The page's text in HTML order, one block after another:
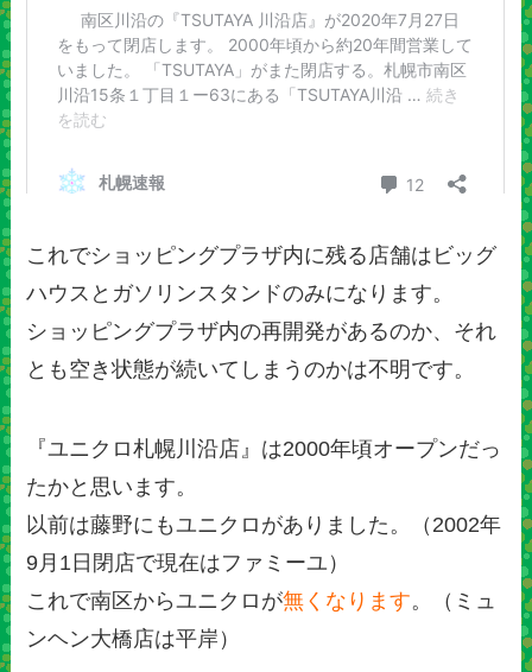
これでショッピングプラザ内に残る店舗はビッグ
ハウスとガソリンスタンドのみになります。
ショッピングプラザ内の再開発があるのか、それ
とも空き状態が続いてしまうのかは不明です。
『ユニクロ札幌川沿店』は2000年頃オープンだっ
たかと思います。
以前は藤野にもユニクロがありました。（2002年
9月1日閉店で現在はファミーユ）
これで南区からユニクロが無くなります。（ミュ
ンヘン大橋店は平岸）